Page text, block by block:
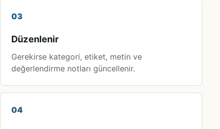
03
Düzenlenir
Gerekirse kategori, etiket, metin ve
değerlendirme notları güncellenir.
04